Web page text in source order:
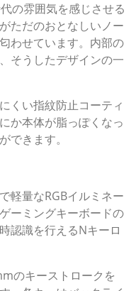
の雰囲気を感じさせる
ただのおとなしいノー
わせています。内部の
そうしたデザインの一
くい指紋防止コーティ
か本体が脂っぽくなっ
できます。
軽量なRGBイルミネー
ーミングキーボードの
認識を行えるNキーロ
のキーストロークを